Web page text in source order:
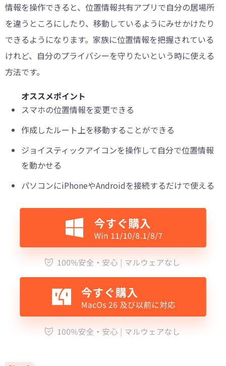
情報を操作できると、位置情報共有アプリで自分の居場所
を違うところにしたり、移動しているようにみせかけたり
できるようになります。家族に位置情報を把握されている
けれど、自分のプライバシーを守りたいという時に使える
方法です。
オススメポイント
スマホの位置情報を変更できる
作成したルート上を移動することができる
ジョイスティックアイコンを操作して自分で位置情報
を動かせる
パソコンにiPhoneやAndroidを接続するだけで使える